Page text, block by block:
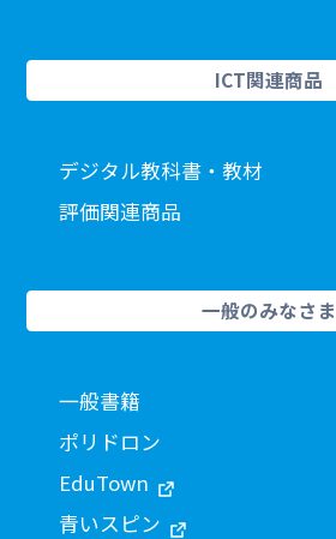
ICT関連商品
デジタル教科書・教材
評価関連商品
一般のみなさま
一般書籍
ポリドロン
EduTown
青いスピン